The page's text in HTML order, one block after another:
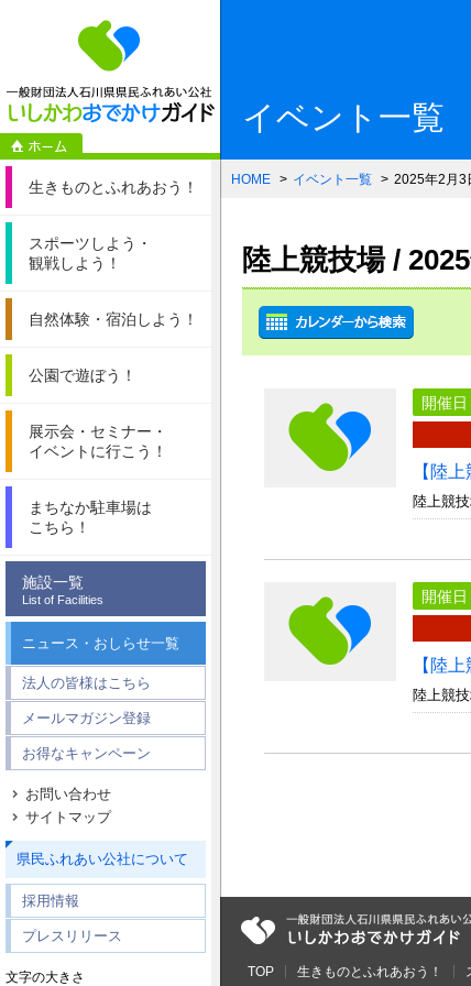
一般財団法人
生きものとふれあおう！
スポーツしよう・
観戦しよう！
自然体験・ 宿泊しよう！
公園で遊ぼう！
展示会・セミナー・
イベントに行こう！
まちなか駐車場は
こちら！
施設一覧
List of Facilities
ニュース・おしらせ一覧
法人の皆様はこちら
メールマガジン登録
お得なキャンペーン
お問い合わせ
サイトマップ
県民ふれあい公社について
採用情報
プレスリリース
文字の大きさ
イベント一覧
HOME イベント一覧 2025年2月3
陸上競技場 /
開催日
【陸
陸上競
開催日
【陸
陸上競
TOP 生きものとふれあおう！